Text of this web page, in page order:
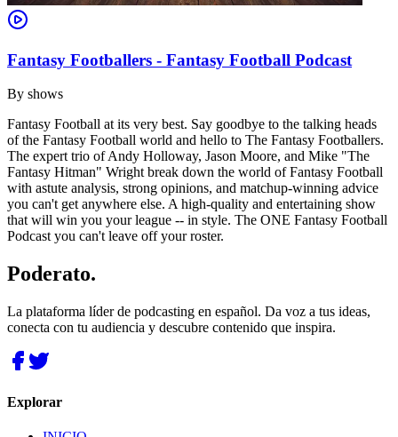
Fantasy Footballers - Fantasy Football Podcast
By shows
Fantasy Football at its very best. Say goodbye to the talking heads
of the Fantasy Football world and hello to The Fantasy Footballers.
The expert trio of Andy Holloway, Jason Moore, and Mike "The
Fantasy Hitman" Wright break down the world of Fantasy Football
with astute analysis, strong opinions, and matchup-winning advice
you can't get anywhere else. A high-quality and entertaining show
that will win you your league -- in style. The ONE Fantasy Football
Podcast you can't leave off your roster.
Poderato.
La plataforma líder de podcasting en español. Da voz a tus ideas,
conecta con tu audiencia y descubre contenido que inspira.
Explorar